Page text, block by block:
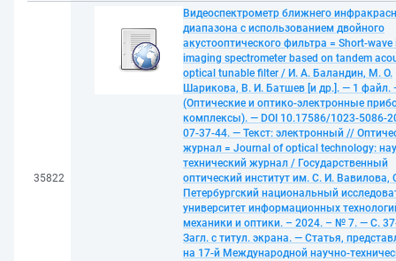
35822
Видеоспектрометр ближнего
диапазона с использованием двойного
акустооптического фильтра = Short-wave
imaging spectrometer based on tandem
optical tunable filter / И. А. Баландин, М. О.
Шарикова, В. И. Батшев [и др.]. — 1 файл.
(Оптические и оптико-электронные
комплексы). — DOI 10.17586/1023-5086-
07-37-44. — Текст: электронный //
журнал = Journal of optical technology:
технический журнал / Государственный
оптический институт им. С. И. Вавилова,
Петербургский национальный
университет информационных
механики и оптики. – 2024. – № 7. — С.
Загл. с титул. экрана. — Статья,
на 17-й Международной научно-